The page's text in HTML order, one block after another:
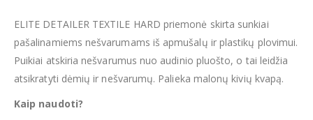
ELITE DETAILER TEXTILE HARD priemonė skirta sunkiai
pašalinamiems nešvarumams iš apmušalų ir plastikų plovimui.
Puikiai atskiria nešvarumus nuo audinio pluošto, o tai leidžia
atsikratyti dėmių ir nešvarumų. Palieka malonų kivių kvapą.
Kaip naudoti?